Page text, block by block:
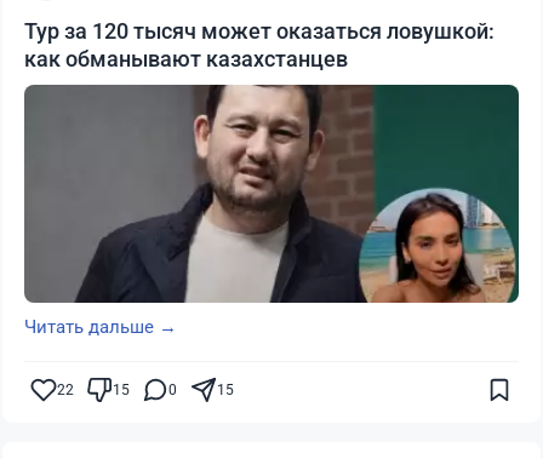
Тур за 120 тысяч может оказаться ловушкой:
как обманывают казахстанцев
Читать дальше →
22 15 0 15